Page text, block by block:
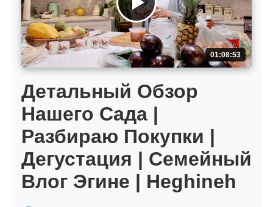
01:08:53
Детальный Обзор
Нашего Сада |
Разбираю Покупки |
Дегустация | Семейный
Влог Эгине | Heghineh